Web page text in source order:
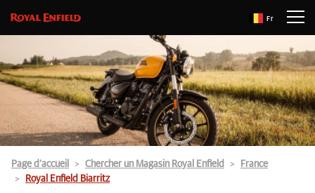
Fr
Page d’accueil Chercher un Magasin Royal Enfield
France
Royal Enfield Biarritz